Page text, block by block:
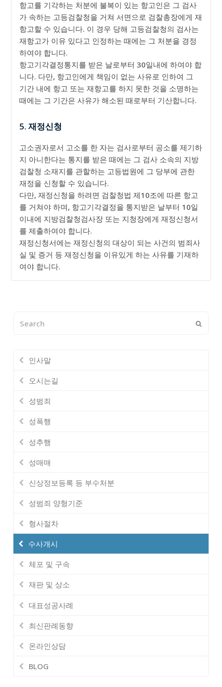
항고를 기각하는 처분에 불복이 있는 항고인은 그 검사
가 속하는 고등검찰청을 거쳐 서면으로 검찰총장에게 재
항고할 수 있습니다. 이 경우 당해 고등검찰청의 검사는
재항고가 이유 있다고 인정하는 때에는 그 처분을 경정
하여야 합니다.
항고기각결정통지를 받은 날로부터 30일내에 하여야 합
니다. 다만, 항고인에게 책임이 없는 사유로 인하여 그
기간 내에 항고 또는 재항고를 하지 못한 것을 소명하는
때에는 그 기간은 사유가 해소된 때로부터 기산합니다.
5. 재정신청
고소권자로서 고소를 한 자는 검사로부터 공소를 제기하
지 아니한다는 통지를 받은 때에는 그 검사 소속의 지방
검찰청 소재지를 관할하는 고등법원에 그 당부에 관한
재정을 신청할 수 있습니다.
다만, 재정신청을 하려면 검찰청법 제10조에 따른 항고
를 거쳐야 하며, 항고기각결정을 통지받은 날부터 10일
이내에 지방검찰청검사장 또는 지청장에게 재정신청서
를 제출하여야 합니다.
재정신청서에는 재정신청의 대상이 되는 사건의 범죄사
실 및 증거 등 재정신청을 이유있게 하는 사유를 기재하
여야 합니다.
인사말
오시는길
성범죄
성폭행
성추행
성매매
신상정보등록 등 부수처분
성범죄 양형기준
형사절차
수사개시
체포 및 구속
재판 및 상소
대표성공사례
최신판례동향
온라인상담
BLOG